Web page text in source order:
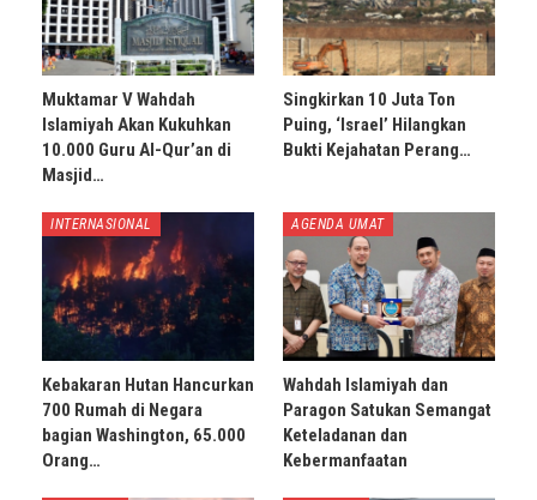
Muktamar V Wahdah
Islamiyah Akan Kukuhkan
10.000 Guru Al-Qur’an di
Masjid…
Singkirkan 10 Juta Ton
Puing, ‘Israel’ Hilangkan
Bukti Kejahatan Perang…
INTERNASIONAL
Kebakaran Hutan Hancurkan
700 Rumah di Negara
bagian Washington, 65.000
Orang…
AGENDA UMAT
Wahdah Islamiyah dan
Paragon Satukan Semangat
Keteladanan dan
Kebermanfaatan